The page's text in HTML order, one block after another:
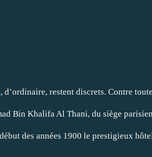
restent discrets. Contre
Bin Khalifa Al Thani, du siège
des années 1900 le prestigieux